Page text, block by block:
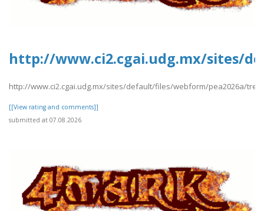
http://www.ci2.cgai.udg.mx/sites/
http://www.ci2.cgai.udg.mx/sites/default/files/webform/pea2026a/
[[View rating and comments]]
submitted at 07.08.2026